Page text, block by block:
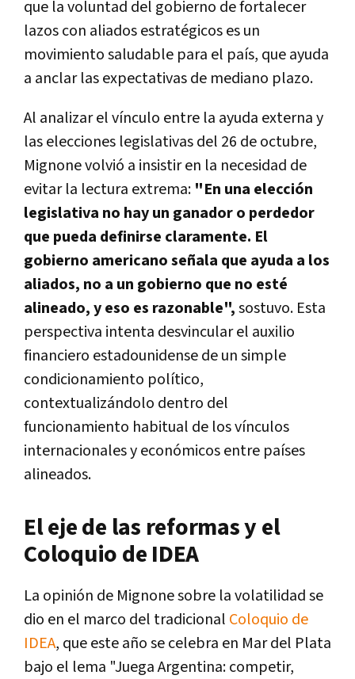
que la voluntad del gobierno de fortalecer
lazos con aliados estratégicos es un
movimiento saludable para el país, que ayuda
a anclar las expectativas de mediano plazo.
Al analizar el vínculo entre la ayuda externa y
las elecciones legislativas del 26 de octubre,
Mignone volvió a insistir en la necesidad de
evitar la lectura extrema: "En una elección
legislativa no hay un ganador o perdedor
que pueda definirse claramente. El
gobierno americano señala que ayuda a los
aliados, no a un gobierno que no esté
alineado, y eso es razonable",sostuvo. Esta
perspectiva intenta desvincular el auxilio
financiero estadounidense de un simple
condicionamiento político,
contextualizándolo dentro del
funcionamiento habitual de los vínculos
internacionales y económicos entre países
alineados.
El eje de las reformas y el
Coloquio de IDEA
La opinión de Mignone sobre la volatilidad se
dio en el marco del tradicional Coloquio de
IDEA, que este año se celebra en Mar del Plata
bajo el lema "Juega Argentina: competir,